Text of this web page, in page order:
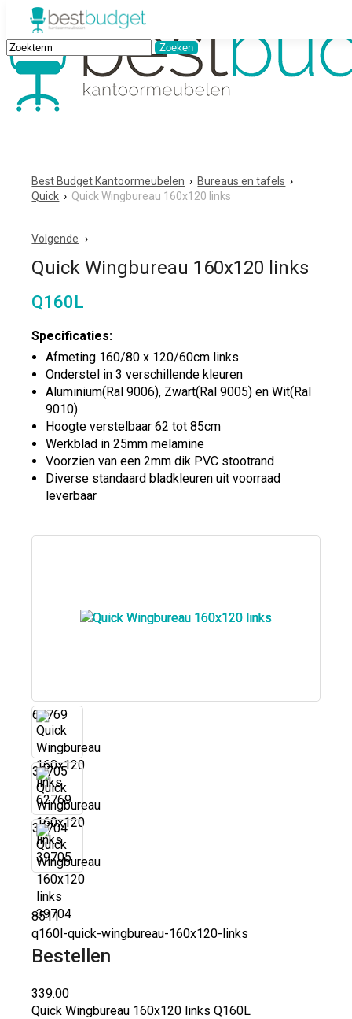
Best Budget Kantoormeubelen › Bureaus en tafels ›
Quick › Quick Wingbureau 160x120 links
Volgende
Quick Wingbureau 160x120 links
Q160L
Specificaties:
Afmeting 160/80 x 120/60cm links
Onderstel in 3 verschillende kleuren
Aluminium(Ral 9006), Zwart(Ral 9005) en Wit(Ral
9010)
Hoogte verstelbaar 62 tot 85cm
Werkblad in 25mm melamine
Voorzien van een 2mm dik PVC stootrand
Diverse standaard bladkleuren uit voorraad
leverbaar
62769
39705
39704
8511
q160l-quick-wingbureau-160x120-links
Bestellen
339.00
Quick Wingbureau 160x120 linksQ160L